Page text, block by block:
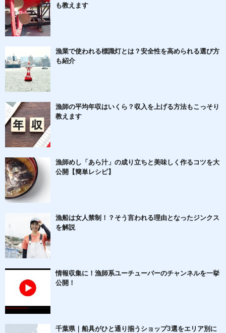
も教えます
漁業で使われる標識灯とは？安全性を高められる選び方
も紹介
漁師の平均年収はいくら？収入を上げる方法もこっそり
教えます
漁師めし「あら汁」の成り立ちと美味しく作るコツを大
公開【簡単レシピ】
漁船は女人禁制！？そう言われる理由となったジンクス
を解説
情報収集に！漁師系ユーチューバーのチャンネルを一挙
公開！
千葉県｜船具がひと通り揃うショップ3選をエリア別に